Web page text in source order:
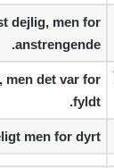
dejlig, men for
anstrengende.
men det var for
fyldt.
men for dyrt.